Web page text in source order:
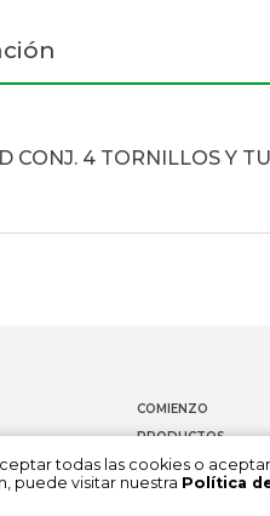
CONJ. 4 TORNILLOS Y
COMIENZO
PRODUCTOS
DOCUMENTACIÓN
SOBRE NOSOTROS
todas las cookies o aceptar
puede visitar nuestra Política